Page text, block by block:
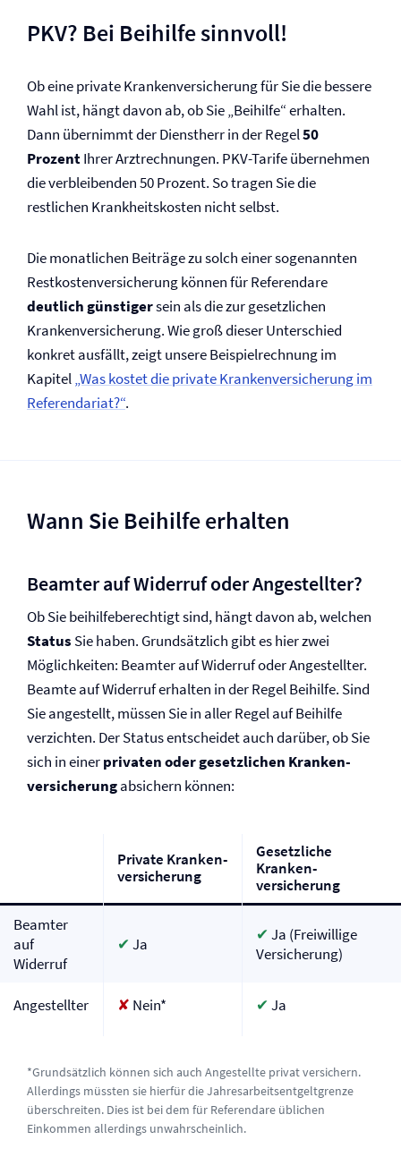
PKV? Bei Beihilfe sinnvoll!
Ob eine private Kranken­versicherung für Sie die bessere
Wahl ist, hängt davon ab, ob Sie „Beihilfe“ erhalten.
Dann übernimmt der Dienstherr in der Regel50
ProzentIhrer Arztrechnungen. PKV-Tarife übernehmen
die verbleibenden 50 Prozent. So tragen Sie die
restlichen Krankheits­kosten nicht selbst.
Die monatlichen Beiträge zu solch einer sogenannten
Restkosten­versicherung können für Referendare
deutlich günstigersein als die zur gesetzlichen
Kranken­versicherung. Wie groß dieser Unterschied
konkret ausfällt, zeigt unsere Beispielrechnung im
Kapitel„Was kostet die private Kranken­versicherung im
Referendariat?“.
Wann Sie Beihilfe erhalten
Beamter auf Widerruf oder Angestellter?
Ob Sie beihilfeberechtigt sind, hängt davon ab, welchen
Status Sie haben. Grundsätzlich gibt es hier zwei
Möglichkeiten: Beamter auf Widerruf oder Angestellter.
Beamte auf Widerruf erhalten in der Regel Beihilfe. Sind
Sie angestellt, müssen Sie in aller Regel auf Beihilfe
verzichten. Der Status entscheidet auch darüber, ob Sie
sich in einerprivaten oder gesetzlichen Kranken­
versicherungabsichern können:
Private Kranken­
versicherung
Gesetzliche
Kranken­
versicherung
Beamter
auf
Widerruf
✔Ja ✔Ja (Freiwillige
Versicherung)
Angestellter ✘ Nein* ✔Ja
*Grundsätzlich können sich auch Angestellte privat versichern.
Allerdings müssten sie hierfür die Jahresarbeitsentgeltgrenze
überschreiten. Dies ist bei dem für Referendare üblichen
Einkommen allerdings unwahrscheinlich.